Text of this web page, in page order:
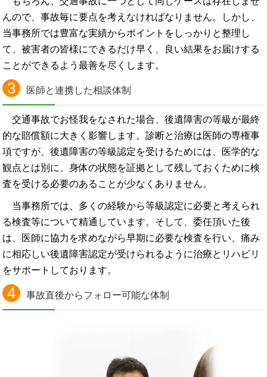
んので、事故毎に要点を考えなければなりません。しかし、
当事務所では豊富な実績からポイントをしっかりと整理し
て、被害者の皆様にできるだけ早く、良い結果をお届けする
ことができるよう最善を尽くします。
3 医師と連携した相談体制
交通事故でお怪我をなされた場合、後遺障害の等級が最終
的な賠償額に大きく影響します。診断と治療は医師の専権事
項ですが、後遺障害の等級認定を受けるためには、医学的な
観点とは別に、身体の状態を証拠として残しておくために検
査を受ける必要のあることが少なくありません。
当事務所では、多くの経験から等級認定に必要と考えられ
る検査等について精通しています。そして、委任頂いた後
は、医師に協力を求めながら早期に必要な検査を行い、痛み
に相応しい後遺障害認定が受けられるように治療とリハビリ
をサポートしております。
4 事故直後からフォロー可能な体制